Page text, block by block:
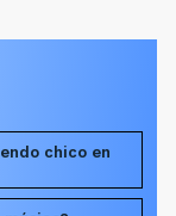
chico en